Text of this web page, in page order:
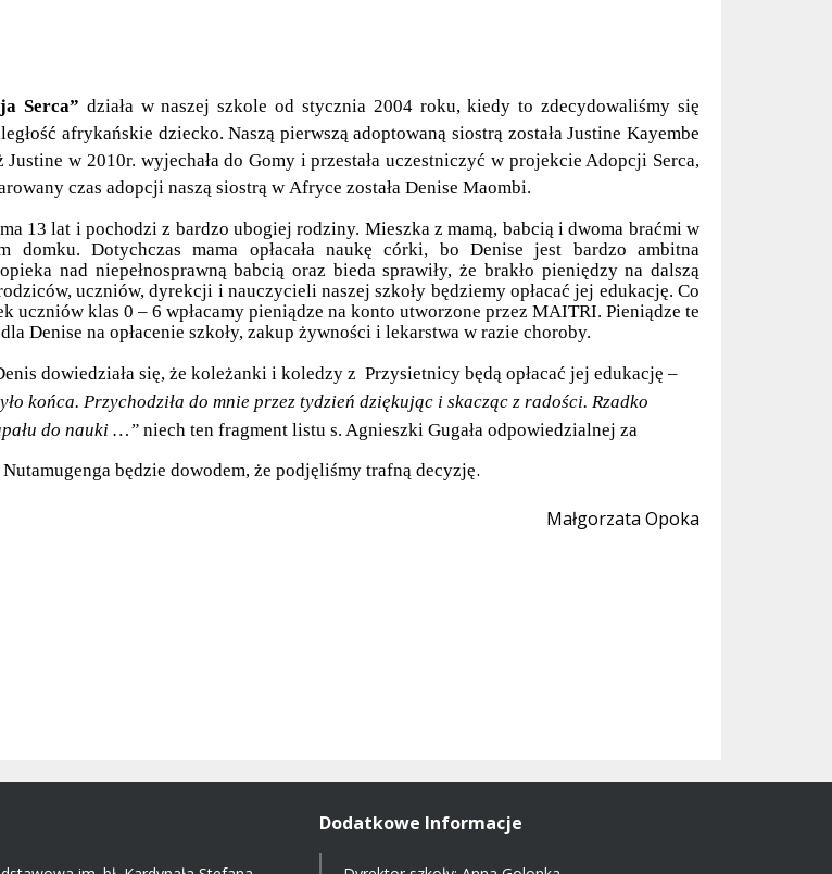
Serca” działa w naszej szkole od stycznia 2004 roku, kiedy to zdecydowaliśmy się
afrykańskie dziecko. Naszą pierwszą adoptowaną siostrą została Justine Kayembe
Justine w 2010r. wyjechała do Gomy i przestała uczestniczyć w projekcie Adopcji Serca,
czas adopcji naszą siostrą w Afryce została Denise Maombi.
ma 13 lat i pochodzi z bardzo ubogiej rodziny. Mieszka z mamą, babcią i dwoma braćmi w
domku. Dotychczas mama opłacała naukę córki, bo Denise jest bardzo ambitna
nad niepełnosprawną babcią oraz bieda sprawiły, że brakło pieniędzy na dalszą
uczniów, dyrekcji i nauczycieli naszej szkoły będziemy opłacać jej edukację. Co
uczniów klas 0 – 6 wpłacamy pieniądze na konto utworzone przez MAITRI. Pieniądze te
Denise na opłacenie szkoły, zakup żywności i lekarstwa w razie choroby.
dowiedziała się, że koleżanki i koledzy z Przysietnicy będą opłacać jej edukację –
końca. Przychodziła do mnie przez tydzień dziękując i skacząc z radości. Rzadko
do nauki …” niech ten fragment listu s. Agnieszki Gugała odpowiedzialnej za
będzie dowodem, że podjęliśmy trafną decyzję.
Małgorzata Opoka
Dodatkowe Informacje